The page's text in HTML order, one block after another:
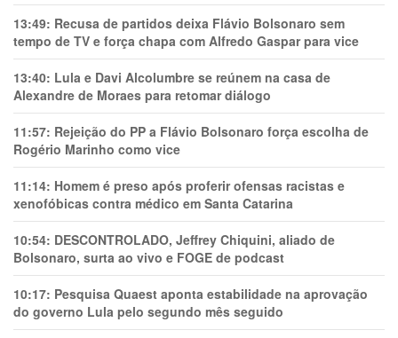
13:49: Recusa de partidos deixa Flávio Bolsonaro sem
tempo de TV e força chapa com Alfredo Gaspar para vice
13:40: Lula e Davi Alcolumbre se reúnem na casa de
Alexandre de Moraes para retomar diálogo
11:57: Rejeição do PP a Flávio Bolsonaro força escolha de
Rogério Marinho como vice
11:14: Homem é preso após proferir ofensas racistas e
xenofóbicas contra médico em Santa Catarina
10:54: DESCONTROLADO, Jeffrey Chiquini, aliado de
Bolsonaro, surta ao vivo e FOGE de podcast
10:17: Pesquisa Quaest aponta estabilidade na aprovação
do governo Lula pelo segundo mês seguido